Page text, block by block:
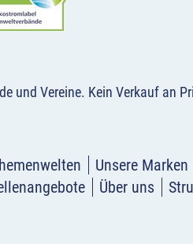
und Vereine. Kein Verkauf an
Unsere Marken
Über uns